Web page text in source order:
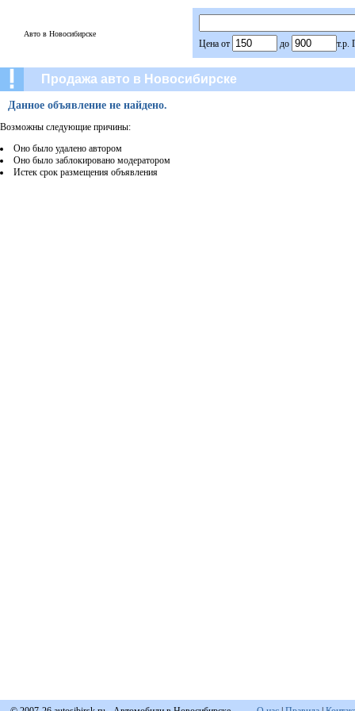
Авто в Новосибирске
Цена от до т.р.
Продажа авто в Новосибирске
Данное объявление не найдено.
Возможны следующие причины:
Оно было удалено автором
Оно было заблокировано модератором
Истек срок размещения объявления